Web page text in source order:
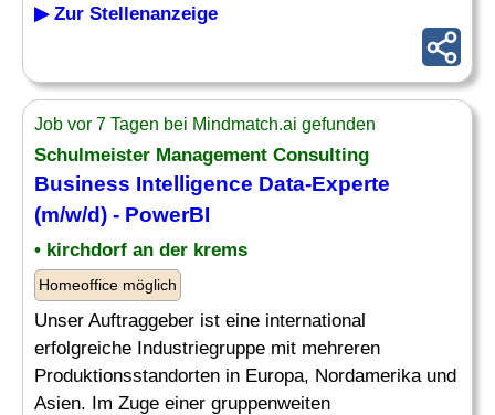
▶ Zur Stellenanzeige
Job vor 7 Tagen bei Mindmatch.ai gefunden
Schulmeister Management Consulting
Business Intelligence Data-Experte
(m/w/d) - PowerBI
• kirchdorf an der krems
Homeoffice möglich
Unser Auftraggeber ist eine international
erfolgreiche Industriegruppe mit mehreren
Produktionsstandorten in Europa, Nordamerika und
Asien. Im Zuge einer gruppenweiten